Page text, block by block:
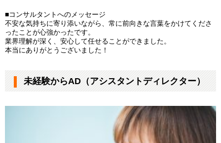
■コンサルタントへのメッセージ
不安な気持ちに寄り添いながら、常に前向きな言葉をかけてくださ
ったことが心強かったです。
業界理解が深く、安心して任せることができました。
本当にありがとうございました！
未経験からAD（アシスタントディレクター）